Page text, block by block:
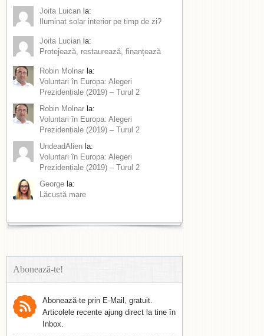
Joita Luican la:
Iluminat solar interior pe timp de zi?
Joita Lucian la:
Protejează, restaurează, finanțează
Robin Molnar la:
Voluntari în Europa: Alegeri
Prezidențiale (2019) – Turul 2
Robin Molnar la:
Voluntari în Europa: Alegeri
Prezidențiale (2019) – Turul 2
UndeadAlien la:
Voluntari în Europa: Alegeri
Prezidențiale (2019) – Turul 2
George la:
Lăcustă mare
Abonează-te!
Abonează-te prin E-Mail, gratuit.
Articolele recente ajung direct la tine în
Inbox.